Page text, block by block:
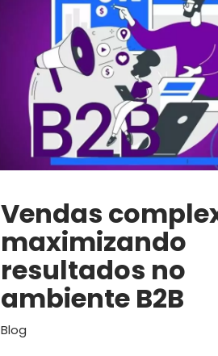
Vendas
maximizando
resultados no
ambiente B2B
Blog